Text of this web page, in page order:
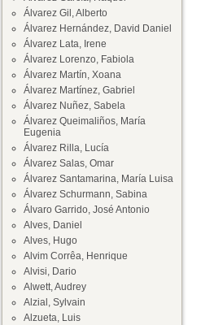
Álvarez Gil, Alberto
Álvarez Hernández, David Daniel
Álvarez Lata, Irene
Álvarez Lorenzo, Fabiola
Álvarez Martín, Xoana
Álvarez Martínez, Gabriel
Álvarez Nuñez, Sabela
Álvarez Queimaliños, María
Eugenia
Álvarez Rilla, Lucía
Álvarez Salas, Omar
Álvarez Santamarina, María Luisa
Álvarez Schurmann, Sabina
Álvaro Garrido, José Antonio
Alves, Daniel
Alves, Hugo
Alvim Corrêa, Henrique
Alvisi, Dario
Alwett, Audrey
Alzial, Sylvain
Alzueta, Luis